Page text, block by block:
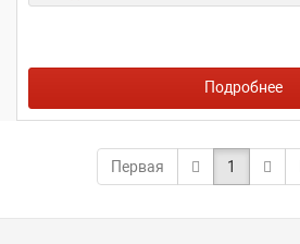
Подробнее
Первая 1